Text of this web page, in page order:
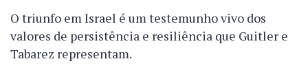
O triunfo em Israel é um testemunho vivo dos
valores de persistência e resiliência que Guitler e
Tabarez representam.